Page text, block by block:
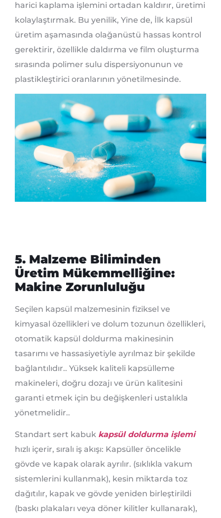
harici kaplama işlemini ortadan kaldırır, üretimi
kolaylaştırmak. Bu yenilik, Yine de, İlk kapsül
üretim aşamasında olağanüstü hassas kontrol
gerektirir, özellikle daldırma ve film oluşturma
sırasında polimer sulu dispersiyonunun ve
plastikleştirici oranlarının yönetilmesinde.
5. Malzeme Biliminden
Üretim Mükemmelliğine:
Makine Zorunluluğu
Seçilen kapsül malzemesinin fiziksel ve
kimyasal özellikleri ve dolum tozunun özellikleri,
otomatik kapsül doldurma makinesinin
tasarımı ve hassasiyetiyle ayrılmaz bir şekilde
bağlantılıdır.. Yüksek kaliteli kapsülleme
makineleri, doğru dozajı ve ürün kalitesini
garanti etmek için bu değişkenleri ustalıkla
yönetmelidir..
Standart sert kabuk kapsül doldurma işlemi
hızlı içerir, sıralı iş akışı: Kapsüller öncelikle
gövde ve kapak olarak ayrılır. (sıklıkla vakum
sistemlerini kullanmak), kesin miktarda toz
dağıtılır, kapak ve gövde yeniden birleştirildi
(baskı plakaları veya döner kilitler kullanarak),